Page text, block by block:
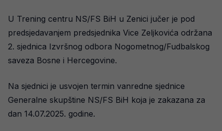
U Trening centru NS/FS BiH u Zenici jučer je pod
predsjedavanjem predsjednika Vice Zeljkovića održana
2. sjednica Izvršnog odbora Nogometnog/Fudbalskog
saveza Bosne i Hercegovine.
Na sjednici je usvojen termin vanredne sjednice
Generalne skupštine NS/FS BiH koja je zakazana za
dan 14.07.2025. godine.